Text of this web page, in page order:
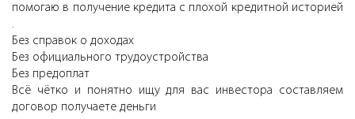
помогаю в получение кредита с плохой кредитной историей
.
Без справок о доходах
Без официального трудоустройства
Без предоплат
Всё чётко и понятно ищу для вас инвестора составляем
договор получаете деньги